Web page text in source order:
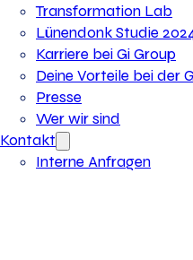
Transformation Lab
Lünendonk Studie
Karriere bei Gi Group
Deine Vorteile bei der
Presse
Wer wir sind
Kontakt
Interne Anfragen